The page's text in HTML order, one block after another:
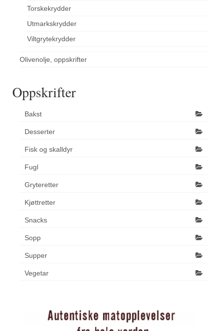
Torskekrydder
Utmarkskrydder
Viltgrytekrydder
Olivenolje, oppskrifter
Oppskrifter
Bakst
Desserter
Fisk og skalldyr
Fugl
Gryteretter
Kjøttretter
Snacks
Sopp
Supper
Vegetar